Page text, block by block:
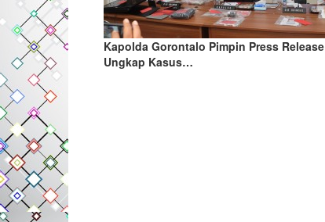
Kapolda Gorontalo Pimpin Press Release
Ungkap Kasus…